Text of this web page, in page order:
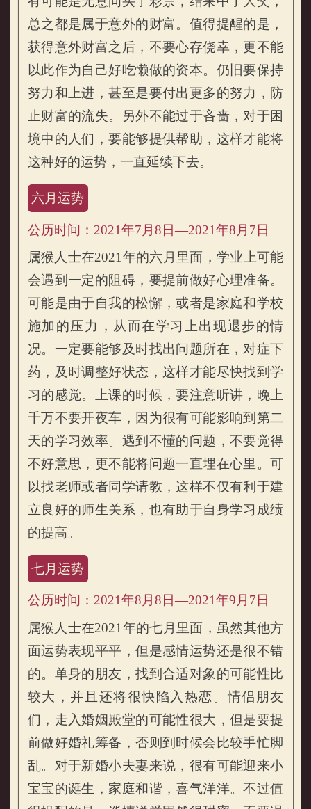
总之都是属于意外的财富。值得提醒的是，
获得意外财富之后，不要心存侥幸，更不能
以此作为自己好吃懒做的资本。仍旧要保持
努力和上进，甚至是要付出更多的努力，防
止财富的流失。另外不能过于吝啬，对于困
境中的人们，要能够提供帮助，这样才能将
这种好的运势，一直延续下去。
六月运势
公历时间：2021年7月8日—2021年8月7日
属猴人士在2021年的六月里面，学业上可能
会遇到一定的阻碍，要提前做好心理准备。
可能是由于自我的松懈，或者是家庭和学校
施加的压力，从而在学习上出现退步的情
况。一定要能够及时找出问题所在，对症下
药，及时调整好状态，这样才能尽快找到学
习的感觉。上课的时候，要注意听讲，晚上
千万不要开夜车，因为很有可能影响到第二
天的学习效率。遇到不懂的问题，不要觉得
不好意思，更不能将问题一直埋在心里。可
以找老师或者同学请教，这样不仅有利于建
立良好的师生关系，也有助于自身学习成绩
的提高。
七月运势
公历时间：2021年8月8日—2021年9月7日
属猴人士在2021年的七月里面，虽然其他方
面运势表现平平，但是感情运势还是很不错
的。单身的朋友，找到合适对象的可能性比
较大，并且还将很快陷入热恋。情侣朋友
们，走入婚姻殿堂的可能性很大，但是要提
前做好婚礼筹备，否则到时候会比较手忙脚
乱。对于新婚小夫妻来说，很有可能迎来小
宝宝的诞生，家庭和谐，喜气洋洋。不过值